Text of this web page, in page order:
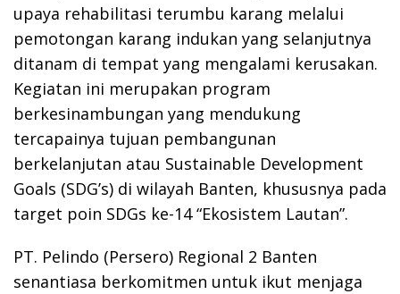
upaya rehabilitasi terumbu karang melalui
pemotongan karang indukan yang selanjutnya
ditanam di tempat yang mengalami kerusakan.
Kegiatan ini merupakan program
berkesinambungan yang mendukung
tercapainya tujuan pembangunan
berkelanjutan atau Sustainable Development
Goals (SDG’s) di wilayah Banten, khususnya pada
target poin SDGs ke-14 “Ekosistem Lautan”.
PT. Pelindo (Persero) Regional 2 Banten
senantiasa berkomitmen untuk ikut menjaga